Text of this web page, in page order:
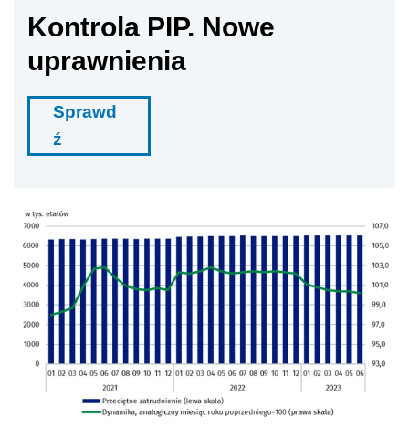
Kontrola PIP. Nowe
uprawnienia
Sprawd
ź